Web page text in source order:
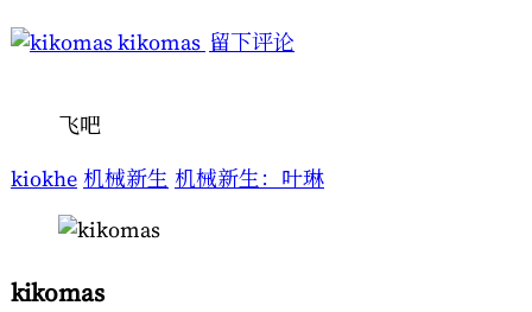
kikomas 于
的
留下评论
飞吧
kiokhe 机械新生 机械新生：叶琳
kikomas